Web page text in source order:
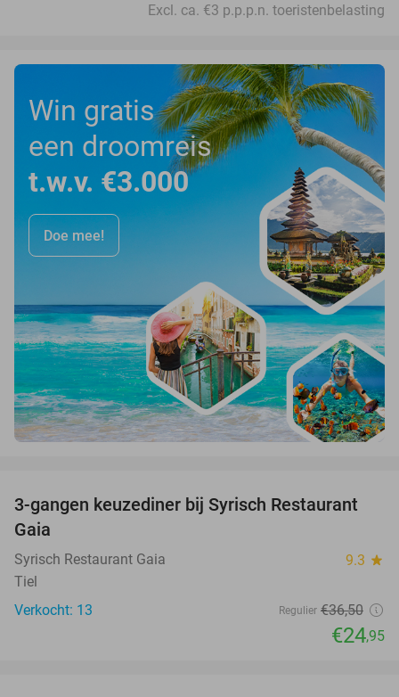
Excl. ca. €3 p.p.p.n. toeristenbelasting
Win gratis
een droomreis
t.w.v. €3.000
Doe mee!
32%
3-gangen keuzediner bij Syrisch Restaurant
Gaia
Syrisch Restaurant Gaia 9.3 star
Tiel
Verkocht: 13
Regulier €36,50
€24,95